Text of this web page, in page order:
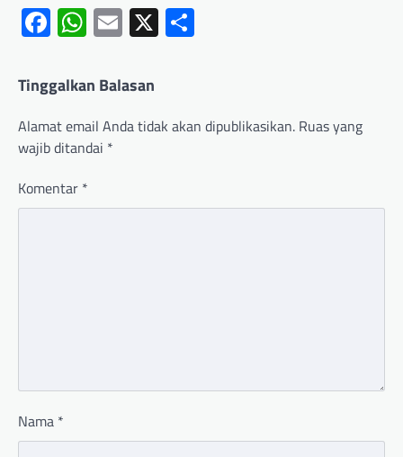
Facebook
WhatsApp
Email
X
Tinggalkan Balasan
Alamat email Anda tidak akan dipublikasikan. Ruas yang
wajib ditandai *
Komentar *
Nama *